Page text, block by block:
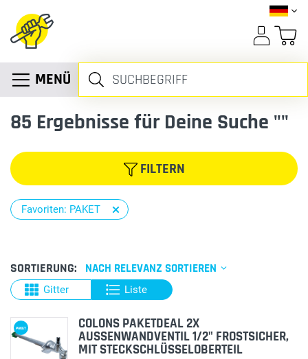
MENÜ
85 Ergebnisse für Deine Suche ""
FILTERN
Favoriten: PAKET
SORTIERUNG: NACH RELEVANZ SORTIEREN
Gitter Liste
PAKET COLONS PAKETDEAL 2X
AUSSENWANDVENTIL 1/2" FROSTSICHER, M
IT STECKSCHLÜSSELOBERTEIL